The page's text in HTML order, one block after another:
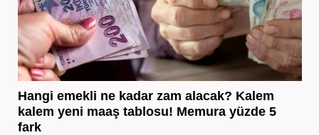
Hangi emekli ne kadar zam alacak? Kalem
kalem yeni maaş tablosu! Memura yüzde 5
fark